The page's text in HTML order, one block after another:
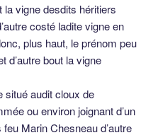
la vigne desdits héritiers
costé ladite vigne en
plus haut, le prénom peu
d’autre bout la vigne
situé audit cloux de
ou environ joignant d’un
Marin Chesneau d’autre